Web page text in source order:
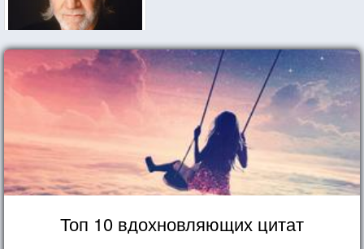
Топ 10 вдохновляющих цитат